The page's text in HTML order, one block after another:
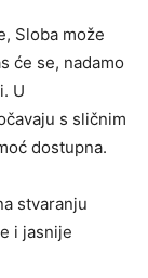
Sloba može
će se, nadamo
U
s sličnim
dostupna.
stvaranju
i jasnije